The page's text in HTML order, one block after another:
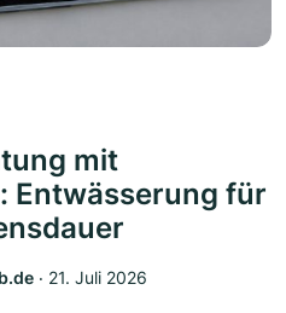
mit
Entwässerung für
‧ 21. Juli 2026